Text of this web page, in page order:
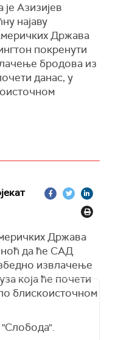
партнерима
у мореузу.
током извођења
војне акције
Азизијев
најаву
Држава
покренути
бродова из
данас, у
Држава
да ће САД
извлачење
која ће почети
блискоисточном